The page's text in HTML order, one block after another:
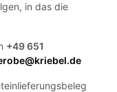
in das die
+49 651